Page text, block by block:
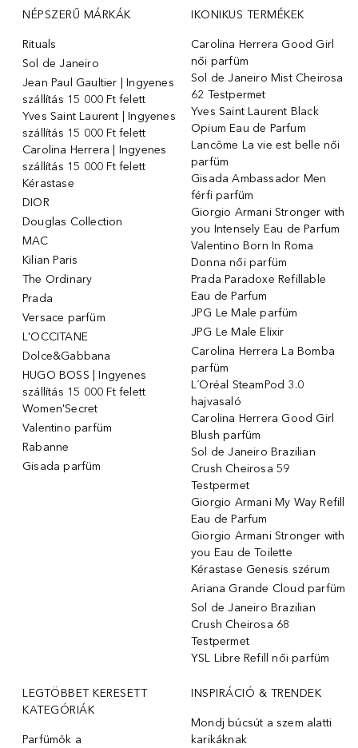
NÉPSZERŰ MÁRKÁK
Rituals
Sol de Janeiro
Jean Paul Gaultier | Ingyenes
szállítás 15 000 Ft felett
Yves Saint Laurent | Ingyenes
szállítás 15 000 Ft felett
Carolina Herrera | Ingyenes
szállítás 15 000 Ft felett
Kérastase
DIOR
Douglas Collection
MAC
Kilian Paris
The Ordinary
Prada
Versace parfüm
L'OCCITANE
Dolce&Gabbana
HUGO BOSS | Ingyenes
szállítás 15 000 Ft felett
Women'Secret
Valentino parfüm
Rabanne
Gisada parfüm
IKONIKUS TERMÉKEK
Carolina Herrera Good Girl
női parfüm
Sol de Janeiro Mist Cheirosa
62 Testpermet
Yves Saint Laurent Black
Opium Eau de Parfum
Lancôme La vie est belle női
parfüm
Gisada Ambassador Men
férfi parfüm
Giorgio Armani Stronger with
you Intensely Eau de Parfum
Valentino Born In Roma
Donna női parfüm
Prada Paradoxe Refillable
Eau de Parfum
JPG Le Male parfüm
JPG Le Male Elixir
Carolina Herrera La Bomba
parfüm
L´Oréal SteamPod 3.0
hajvasaló
Carolina Herrera Good Girl
Blush parfüm
Sol de Janeiro Brazilian
Crush Cheirosa 59
Testpermet
Giorgio Armani My Way Refill
Eau de Parfum
Giorgio Armani Stronger with
you Eau de Toilette
Kérastase Genesis szérum
Ariana Grande Cloud parfüm
Sol de Janeiro Brazilian
Crush Cheirosa 68
Testpermet
YSL Libre Refill női parfüm
LEGTÖBBET KERESETT
KATEGÓRIÁK
Parfümök ️a
INSPIRÁCIÓ & TRENDEK
Mondj búcsút a szem alatti
karikáknak